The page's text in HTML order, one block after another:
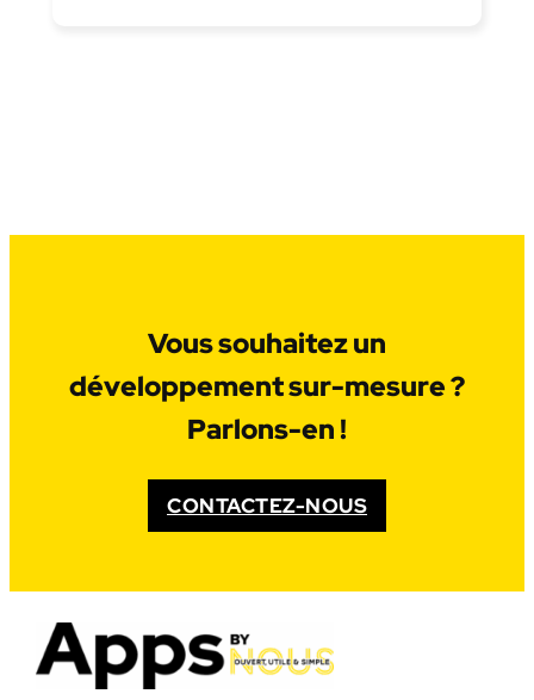
Vous souhaitez un
développement sur-mesure ?
Parlons-en !
CONTACTEZ-NOUS